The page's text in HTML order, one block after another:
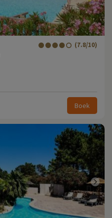
(7.8/10)
Boek